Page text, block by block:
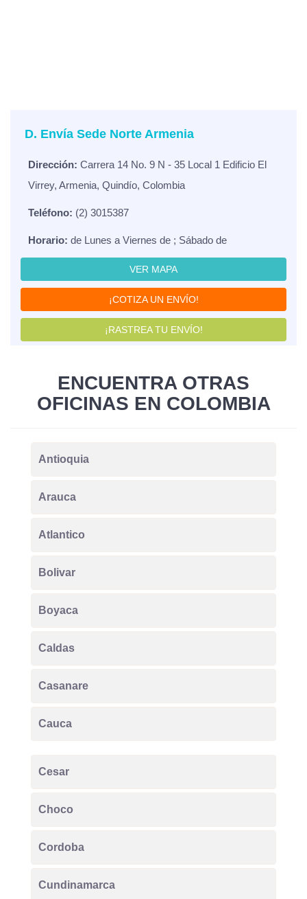
D. Envía Sede Norte Armenia
Dirección: Carrera 14 No. 9 N - 35 Local 1 Edificio El
Virrey, Armenia, Quindío, Colombia
Teléfono: (2) 3015387
Horario: de Lunes a Viernes de ; Sábado de
VER MAPA
¡COTIZA UN ENVÍO!
¡RASTREA TU ENVÍO!
ENCUENTRA OTRAS
OFICINAS EN COLOMBIA
Antioquia
Arauca
Atlantico
Bolivar
Boyaca
Caldas
Casanare
Cauca
Cesar
Choco
Cordoba
Cundinamarca